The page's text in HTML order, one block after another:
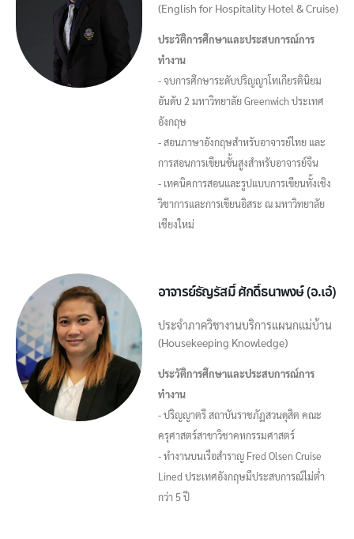
(English for Hospitality Hotel & Cruise)
ประวัติการศึกษาและประสบการณ์การ
ทำงาน
- จบการศึกษาระดับปริญญาโทเกียรตินิยม
อันดับ 2 มหาวิทยาลัย Greenwich ประเทศ
อังกฤษ
- สอนภาษาอังกฤษสำหรับอาจารย์ไทย และ
การสอนการเขียนขั้นสูงสำหรับอาจารย์จีน
- เทคนิคการสอนและรูปแบบการเขียนทั้งเชิง
วิชาการและการเขียนอิสระ ณ มหาวิทยาลัย
เชียงใหม่
อาจารย์ธัญรัสมิ์ ศักดิ์ธนาพงษ์ (อ.เอ๋)
ประจำภาควิชางานบริการแผนกแม่บ้าน
(Housekeeping Knowledge)
ประวัติการศึกษาและประสบการณ์การ
ทำงาน
- ปริญญาตรี สถาบันราชภัฏสวนดุสิต คณะ
ครุศาสตร์สาขาวิชาคหกรรมศาสตร์
- ทำงานบนเรือสำราญ Fred Olsen Cruise
Lined ประเทศอังกฤษมีประสบการณ์ไม่ต่ำ
กว่า 5 ปี